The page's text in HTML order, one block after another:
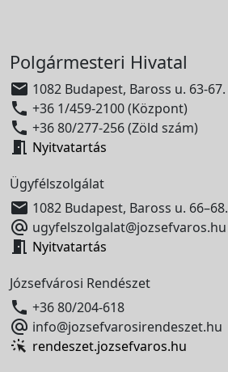
Polgármesteri Hivatal
 1082 Budapest, Baross u. 63-67.
 +36 1/459-2100 (Központ)
 +36 80/277-256 (Zöld szám)
 Nyitvatartás
Ügyfélszolgálat
 1082 Budapest, Baross u. 66–68.
 ugyfelszolgalat@jozsefvaros.hu
 Nyitvatartás
Józsefvárosi Rendészet
 +36 80/204-618
 info@jozsefvarosirendeszet.hu
rendeszet.jozsefvaros.hu